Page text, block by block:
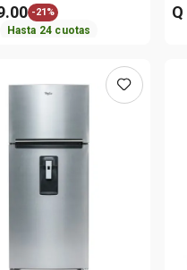
.00 -21%
Hasta 24 cuotas
Q